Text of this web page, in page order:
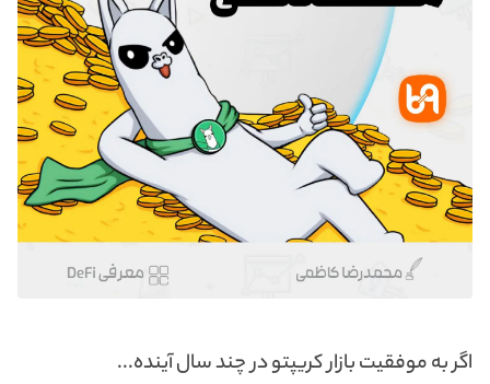
اگر به موفقیت بازار کریپتو در چند سال آینده...